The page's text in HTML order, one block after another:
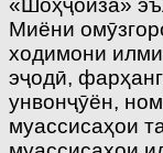
«Шоҳҷоиза»
Миёни
ходимони
эҷодӣ,
унвонҷӯён,
муассисаҳои